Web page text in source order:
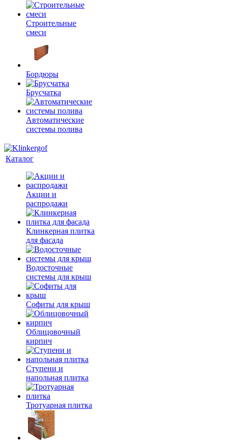
Строительные
смеси
Бордюры
Брусчатка
Автоматические
системы полива
Каталог
Акции и
распродажи
Клинкерная плитка
для фасада
Водосточные
системы для крыш
Софиты для крыш
Облицовочный
кирпич
Ступени и
напольная плитка
Тротуарная плитка